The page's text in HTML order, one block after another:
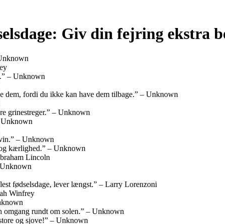
Giv din fejring ekstra
– Unknown
dem, fordi du ikke kan have dem tilbage.” – Unknown
grinestreger.” – Unknown
Unknown
– Unknown
kærlighed.” – Unknown
Lincoln
fødselsdage, lever længst.” – Larry Lorenzoni
Winfrey
omgang rundt om solen.” – Unknown
og sjove!” – Unknown